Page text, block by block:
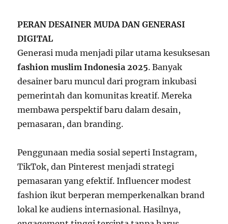
PERAN DESAINER MUDA DAN GENERASI
DIGITAL
Generasi muda menjadi pilar utama kesuksesan
fashion muslim Indonesia 2025. Banyak
desainer baru muncul dari program inkubasi
pemerintah dan komunitas kreatif. Mereka
membawa perspektif baru dalam desain,
pemasaran, dan branding.
Penggunaan media sosial seperti Instagram,
TikTok, dan Pinterest menjadi strategi
pemasaran yang efektif. Influencer modest
fashion ikut berperan memperkenalkan brand
lokal ke audiens internasional. Hasilnya,